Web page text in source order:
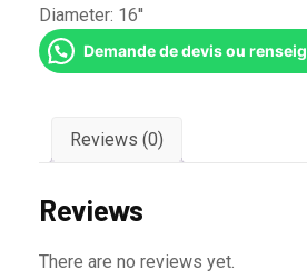
Diameter: 16''
Demande de devis ou
Reviews (0)
Reviews
There are no reviews yet.